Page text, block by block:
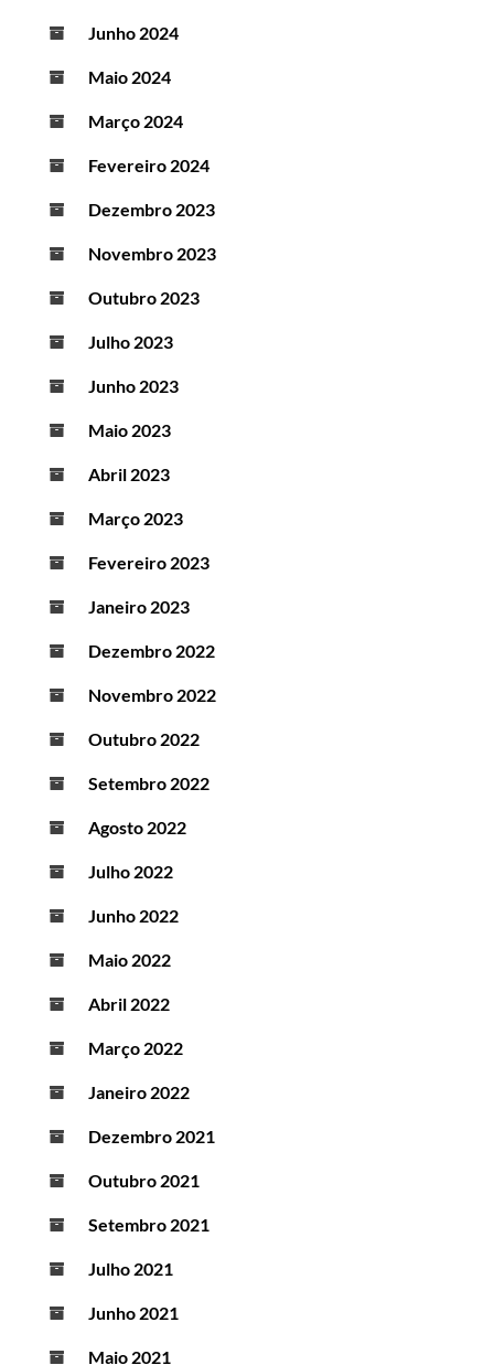
Junho 2024
Maio 2024
Março 2024
Fevereiro 2024
Dezembro 2023
Novembro 2023
Outubro 2023
Julho 2023
Junho 2023
Maio 2023
Abril 2023
Março 2023
Fevereiro 2023
Janeiro 2023
Dezembro 2022
Novembro 2022
Outubro 2022
Setembro 2022
Agosto 2022
Julho 2022
Junho 2022
Maio 2022
Abril 2022
Março 2022
Janeiro 2022
Dezembro 2021
Outubro 2021
Setembro 2021
Julho 2021
Junho 2021
Maio 2021